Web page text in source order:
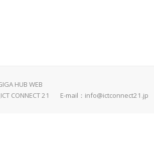
HUB WEB
CONNECT 21 E-mail： info@ictconnect21.jp